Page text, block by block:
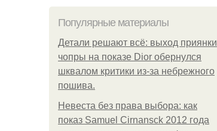
Популярные материалы
Детали решают всё: выход приянки
чопры на показе Dior обернулся
шквалом критики из-за небрежного
пошива.
Невеста без права выбора: как
показ Samuel Cirnansck 2012 года